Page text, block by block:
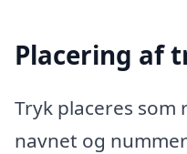
Placering af
Tryk placeres
navnet og